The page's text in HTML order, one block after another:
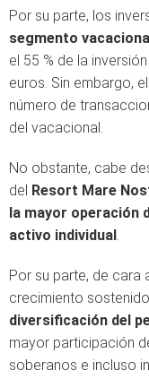
Por su parte, los
segmento
el 55 % de la
euros. Sin embargo,
número de
del vacacional.
No obstante, cabe
del Resort Mare
la mayor operación
activo individual.
Por su parte, de cara
crecimiento
diversificación del
mayor participación
soberanos e incluso